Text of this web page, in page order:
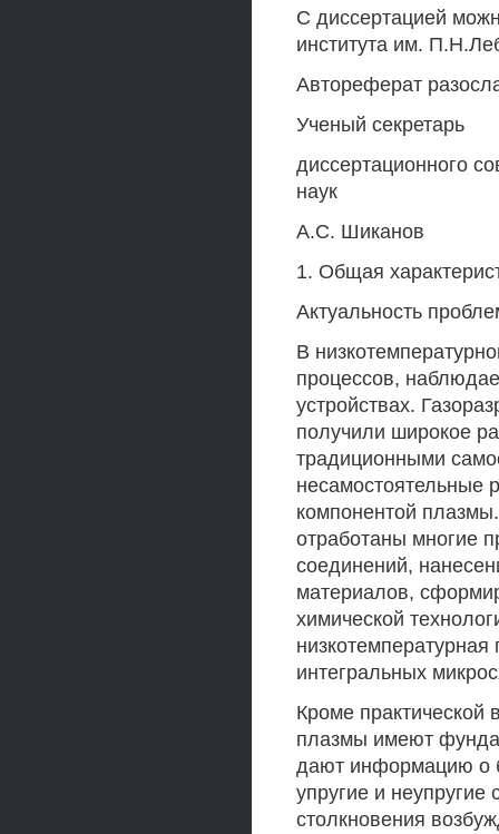
С диссертацией
института им.
Автореферат
Ученый секретарь
диссертационного
наук
А.С. Шиканов
1. Общая
Актуальность
В
процессов,
устройствах.
получили широкое
традиционными
несамостоятельные
компонентой
отработаны многие
соединений,
материалов,
химической
интегральных
Кроме практической
плазмы имеют
дают информацию о
упругие и
столкновения